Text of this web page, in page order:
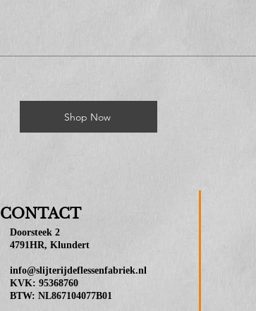
Shop Now
CONTACT
Doorsteek 2
4791HR, Klundert
info@slijterijdeflessenfabriek.nl
KVK: 95368760
BTW: NL867104077B01